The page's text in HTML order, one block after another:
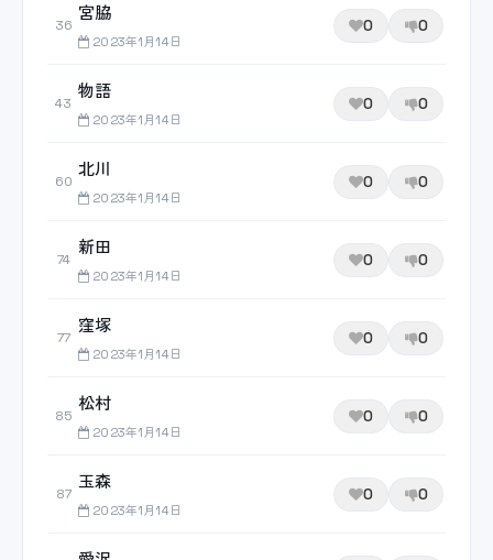
36
宮脇
2023年1月14日
0 0
43
物語
2023年1月14日
0 0
60
北川
2023年1月14日
0 0
74
新田
2023年1月14日
0 0
77
窪塚
2023年1月14日
0 0
85
松村
2023年1月14日
0 0
87
玉森
2023年1月14日
0 0